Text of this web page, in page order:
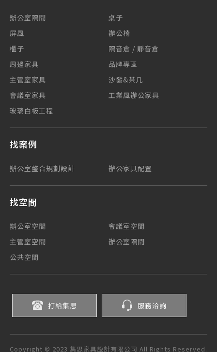
辦公室隔間
桌子
屏風
辦公椅
櫃子
隔音倉 / 靜音倉
周邊家具
品牌專區
主管室家具
沙發&茶几
會議室家具
工業風辦公家具
玻璃白板工程
找案例
辦公室整合規劃設計 辦公家具配置
找空間
辦公室空間
會議室空間
主管室空間
辦公室隔間
公共空間
打給集思 服務洽詢
Copyright © 2023 集思家具設計有限公司 All Rights Reserved.